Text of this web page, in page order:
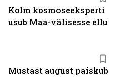
Kolm kosmoseeksperti
usub Maa-välisesse ellu
Mustast august paiskub